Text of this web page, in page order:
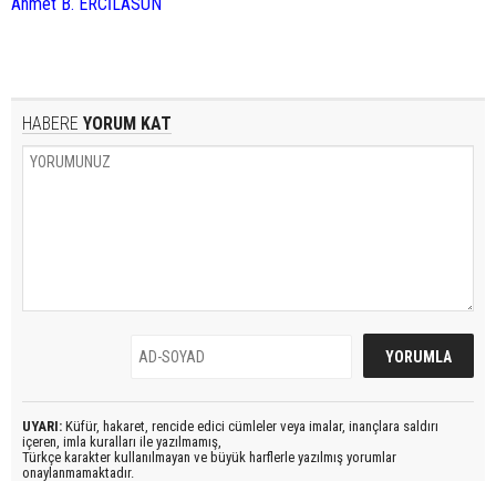
HABERE YORUM KAT
UYARI: Küfür, hakaret, rencide edici cümleler veya imalar, inançlara saldırı
içeren, imla kuralları ile yazılmamış,
Türkçe karakter kullanılmayan ve büyük harflerle yazılmış yorumlar
onaylanmamaktadır.